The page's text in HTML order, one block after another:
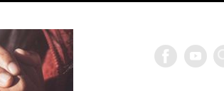
GKJ WKM